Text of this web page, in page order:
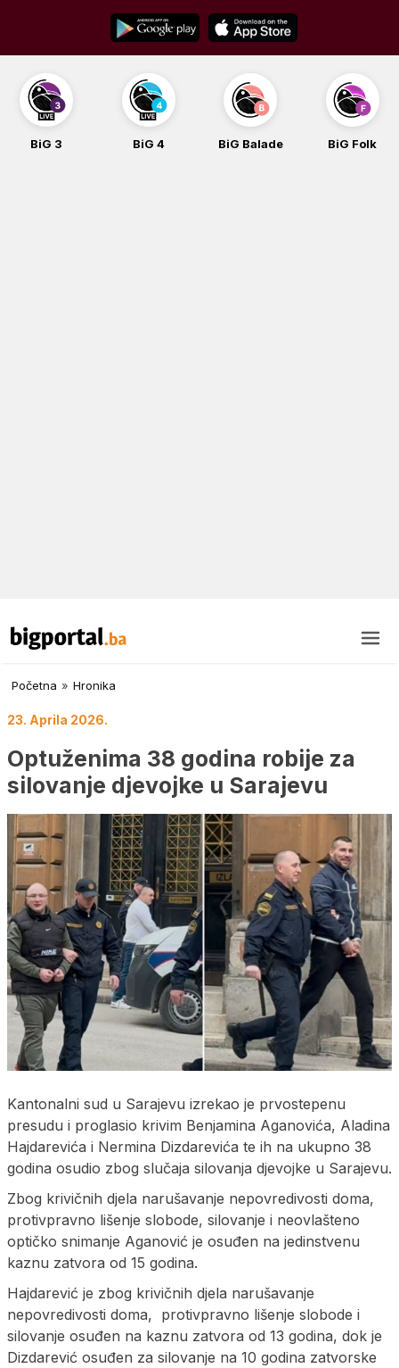
content
BiG 3 BiG 4 BiG Balade BiG Folk
Početna » Hronika
23. Aprila 2026.
Optuženima 38 godina robije za
silovanje djevojke u Sarajevu
Kantonalni sud u Sarajevu izrekao je prvostepenu
presudu i proglasio krivim Benjamina Aganovića, Aladina
Hajdarevića i Nermina Dizdarevića te ih na ukupno 38
godina osudio zbog slučaja silovanja djevojke u Sarajevu.
Zbog krivičnih djela narušavanje nepovredivosti doma,
protivpravno lišenje slobode, silovanje i neovlašteno
optičko snimanje Aganović je osuđen na jedinstvenu
kaznu zatvora od 15 godina.
Hajdarević je zbog krivičnih djela narušavanje
nepovredivosti doma, protivpravno lišenje slobode i
silovanje osuđen na kaznu zatvora od 13 godina, dok je
Dizdarević osuđen za silovanje na 10 godina zatvorske